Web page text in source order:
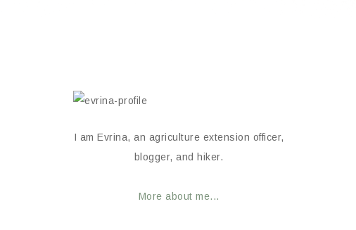
I am Evrina, an agriculture extension officer,
blogger, and hiker.
More about me...